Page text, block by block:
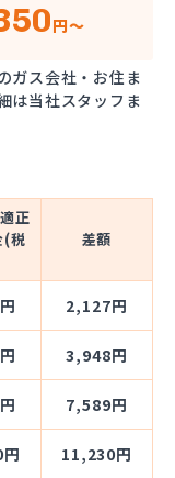
円～
ガス会社・お住ま
は当社スタッフま
正
(税
差額
2,127円
3,948円
7,589円
11,230円